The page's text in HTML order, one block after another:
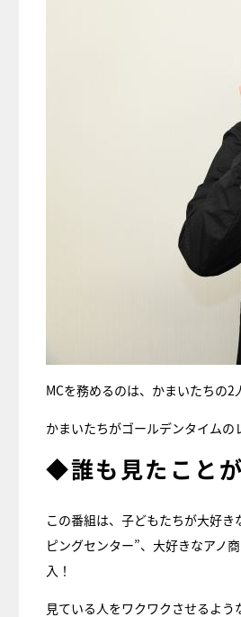
MCを務めるのは、かまいたちの2
かまいたちがゴールデンタイムの
◆誰も見たこと
この番組は、子どもたちが大好
ピングセンター”、大好きなアノ
入！
見ている人をワクワクさせるよ